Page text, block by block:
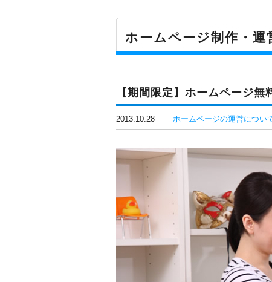
ホームページ制作・運
【期間限定】ホームページ無
2013.10.28 ホームページの運営につい